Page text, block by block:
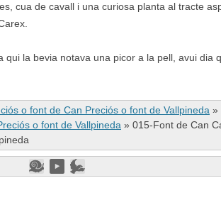
cua de cavall i una curiosa planta al tracte
qui la bevia notava una picor a la pell, avui dia
o font de Can Preciós o font de Vallpineda »
o font de Vallpineda » 015-Font de Can